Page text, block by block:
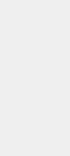
手のひらに～
取組み